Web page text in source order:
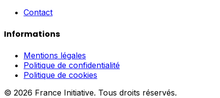
Contact
Informations
Mentions légales
Politique de confidentialité
Politique de cookies
© 2026 France Initiative. Tous droits réservés.